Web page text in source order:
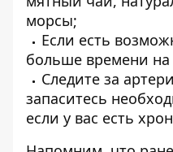
морсы;
Если есть
больше времени на
Следите за
запаситесь
если у вас есть